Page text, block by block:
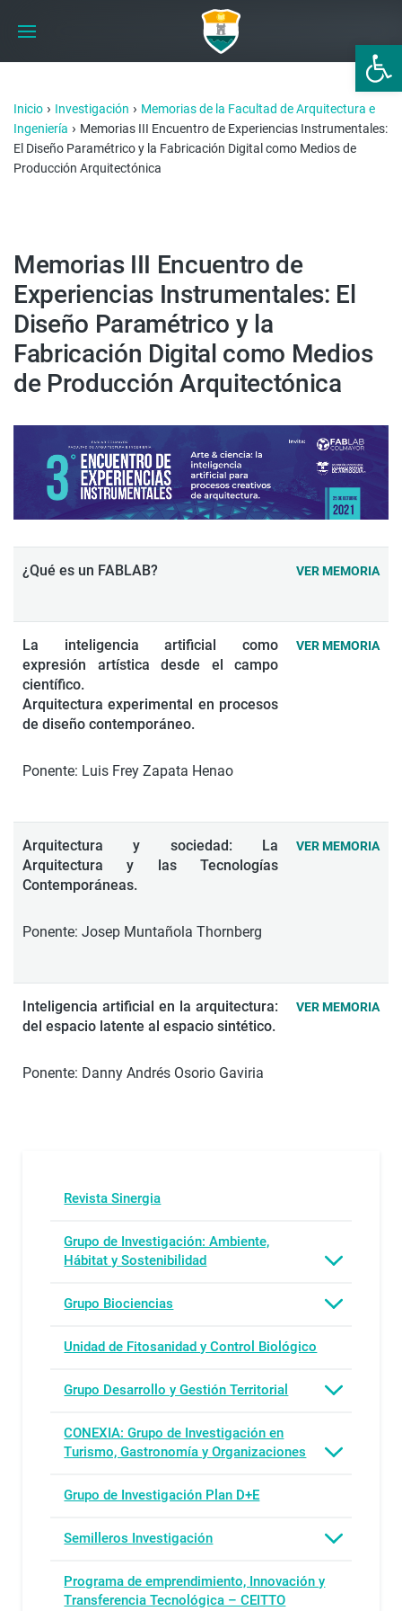
Abrir
Inicio › Investigación › Memorias de la Facultad de Arquitectura e
Ingeniería › Memorias III Encuentro de Experiencias Instrumentales:
El Diseño Paramétrico y la Fabricación Digital como Medios de
Producción Arquitectónica
Memorias III Encuentro de
Experiencias Instrumentales: El
Diseño Paramétrico y la
Fabricación Digital como Medios
de Producción Arquitectónica
¿Qué es un FABLAB? VER MEMORIA
La inteligencia artificial como
expresión artística desde el campo
científico.
Arquitectura experimental en procesos
de diseño contemporáneo.
Ponente: Luis Frey Zapata Henao
VER MEMORIA
Arquitectura y sociedad: La
Arquitectura y las Tecnologías
Contemporáneas.
Ponente: Josep Muntañola Thornberg
VER MEMORIA
Inteligencia artificial en la arquitectura:
del espacio latente al espacio sintético.
Ponente: Danny Andrés Osorio Gaviria
VER MEMORIA
Revista Sinergia
Grupo de Investigación: Ambiente,
Hábitat y Sostenibilidad
Grupo Biociencias
Unidad de Fitosanidad y Control Biológico
Grupo Desarrollo y Gestión Territorial
CONEXIA: Grupo de Investigación en
Turismo, Gastronomía y Organizaciones
Grupo de Investigación Plan D+E
Semilleros Investigación
Programa de emprendimiento, Innovación y
Transferencia Tecnológica – CEITTO